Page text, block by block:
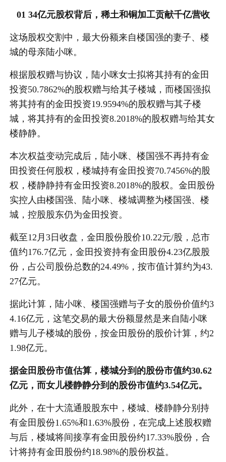
01 34亿元股权背后，稀土和铜加工贡献千亿营收
这场股权交割中，最大份额来自楼国强的妻子、楼
城的母亲陆小咪。
根据股权赠与协议，陆小咪女士拟将其持有的金田
投资50.7862%的股权赠与给其子楼城，而楼国强拟
将其持有的金田投资19.9594%的股权赠与其子楼
城，将其持有的金田投资8.2018%的股权赠与给其女
楼静静。
本次权益变动完成后，陆小咪、楼国强不再持有金
田投资任何股权，楼城持有金田投资70.7456%的股
权，楼静静持有金田投资8.2018%的股权。金田股份
实控人由楼国强、陆小咪、楼城调整为楼国强、楼
城，控股股东仍为金田投资。
截至12月3日收盘，金田股份股价10.22元/股，总市
值约176.7亿元，金田投资持有金田股份4.23亿股股
份，占公司股份总数的24.49%，按市值计算约为43.
27亿元。
据此计算，陆小咪、楼国强赠与子女的股份价值约3
4.16亿元，这笔交易的最大份额显然是来自陆小咪
赠与儿子楼城的股份，按金田股份的股价计算，约2
1.98亿元。
据金田股份市值估算，楼城分到的股份市值约30.62
亿元，而女儿楼静静分到的股份市值约3.54亿元。
此外，在十大流通股股东中，楼城、楼静静分别持
有金田股份1.65%和1.63%股份，在完成上述股权赠
与后，楼城将间接享有金田股份约17.33%股份，合
计将持有金田股份约18.98%的股份权益。